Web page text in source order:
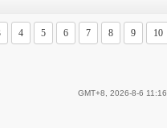
4 5 6 7 8 9 10
GMT+8, 2026-8-6 11:16